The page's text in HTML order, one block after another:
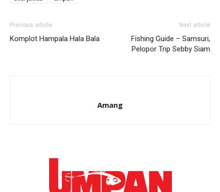
Previous article
Komplot Hampala Hala Bala
Next article
Fishing Guide – Samsuri,
Pelopor Trip Sebby Siam
Amang